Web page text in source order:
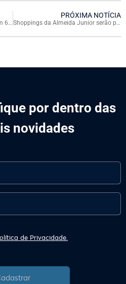
Shoppings Almeida Junior sorteiam 60 kits da Samsung para celebrar o Dia dos Pais
PRÓXIMA NOTÍCIA
Shoppings da Almeida Junior serão parceiros do McDia Feliz
por dentro das
novidades
de Privacidade.